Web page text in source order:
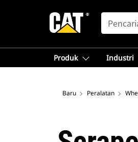
SEARCH
Produk Industri
Baru Peralatan